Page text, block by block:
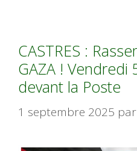
CASTRES :
GAZA ! Vendredi
devant la Poste
1 septembre 2025 par